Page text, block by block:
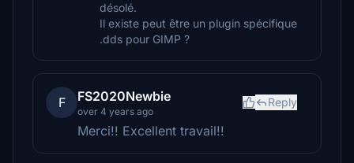
désolé.
Il existe peut être un plugin spécifique
.dds pour GIMP ?
F FS2020Newbie
over 4 years ago
Reply
Merci!! Excellent travail!!